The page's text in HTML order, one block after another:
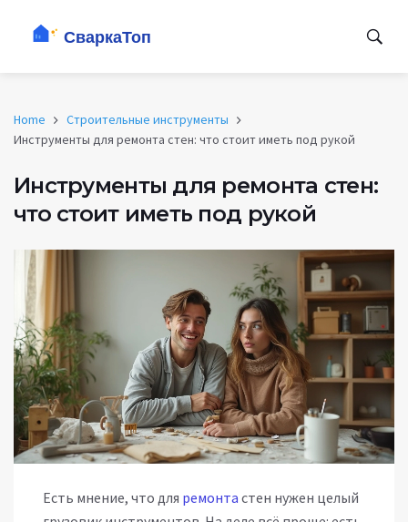
Home
Строительные инструменты
Инструменты для ремонта стен: что стоит иметь под рукой
Инструменты для ремонта стен:
что стоит иметь под рукой
Есть мнение, что для ремонта стен нужен целый